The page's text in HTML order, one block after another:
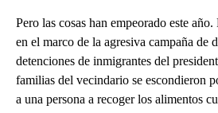
Pero las cosas han empeorado este año.
en el marco de la agresiva campaña de
detenciones de inmigrantes del
familias del vecindario se escondieron
a una persona a recoger los alimentos